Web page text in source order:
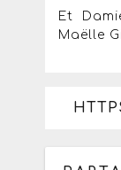
Et
Maëlle